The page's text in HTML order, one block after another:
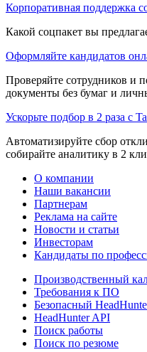
Корпоративная поддержка
Какой соцпакет вы
Оформляйте кандидатов
Проверяйте сотрудников и
документы без бумаг и
Ускорьте подбор в 2 раза с
Автоматизируйте сбор
собирайте аналитику в 2
О компании
Наши вакансии
Партнерам
Реклама на сайте
Новости и статьи
Инвесторам
Кандидаты по
Производственный
Требования к ПО
Безопасный
HeadHunter API
Поиск работы
Поиск по резюме